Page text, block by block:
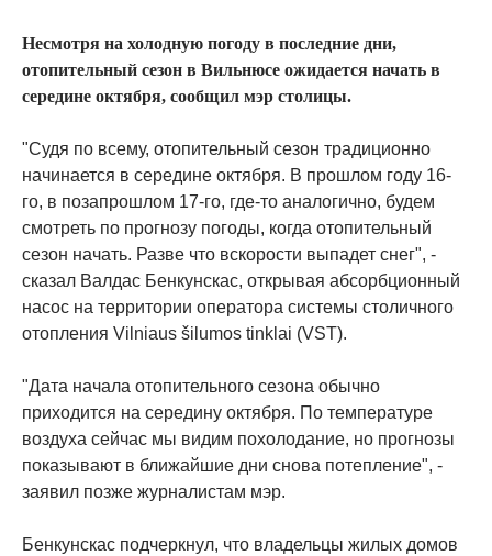
Несмотря на холодную погоду в последние дни,
отопительный сезон в Вильнюсе ожидается начать в
середине октября, сообщил мэр столицы.
"Судя по всему, отопительный сезон традиционно
начинается в середине октября. В прошлом году 16-
го, в позапрошлом 17-го, где-то аналогично, будем
смотреть по прогнозу погоды, когда отопительный
сезон начать. Разве что вскорости выпадет снег", -
сказал Валдас Бенкунскас, открывая абсорбционный
насос на территории оператора системы столичного
отопления Vilniaus šilumos tinklai (VST).
"Дата начала отопительного сезона обычно
приходится на середину октября. По температуре
воздуха сейчас мы видим похолодание, но прогнозы
показывают в ближайшие дни снова потепление", -
заявил позже журналистам мэр.
Бенкунскас подчеркнул, что владельцы жилых домов